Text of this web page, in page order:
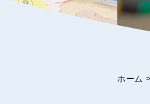
ホーム >